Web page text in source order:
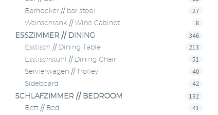
Barhocker // bar stool 27
Weinschrank // Wine Cabinet 8
ESSZIMMER // DINING 346
Esstisch // Dining Table 213
Esstischstuhl // Dining Chair 51
Servierwagen // Trolley 40
Sideboard 42
SCHLAFZIMMER // BEDROOM 132
Bett // Bed 41